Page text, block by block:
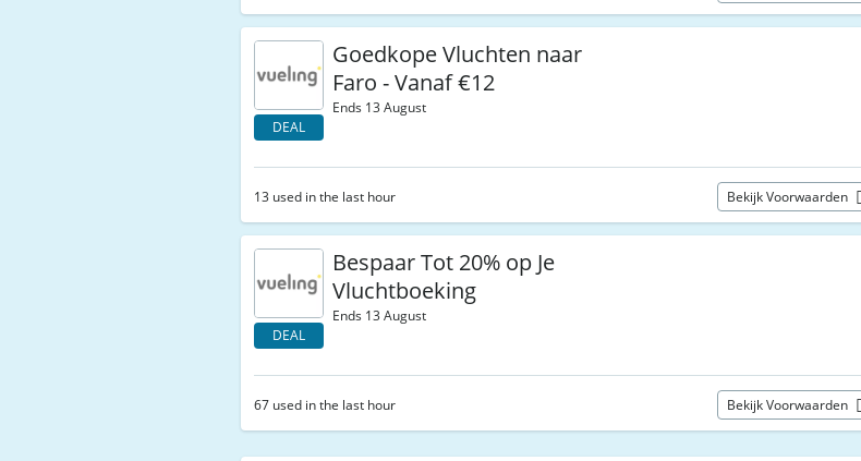
DEAL
Goedkope Vluchten naar
Faro - Vanaf €12
Ends 13 August
13 used in the last hour Bekijk Voorwaarden
DEAL
Bespaar Tot 20% op Je
Vluchtboeking
Ends 13 August
67 used in the last hour Bekijk Voorwaarden